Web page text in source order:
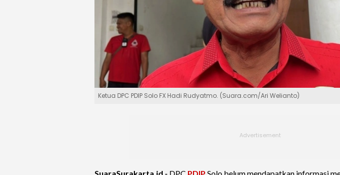
Ketua DPC PDIP Solo FX Hadi Rudyatmo. (Suara.com/Ari Welianto)